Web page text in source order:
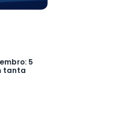
5
tanta